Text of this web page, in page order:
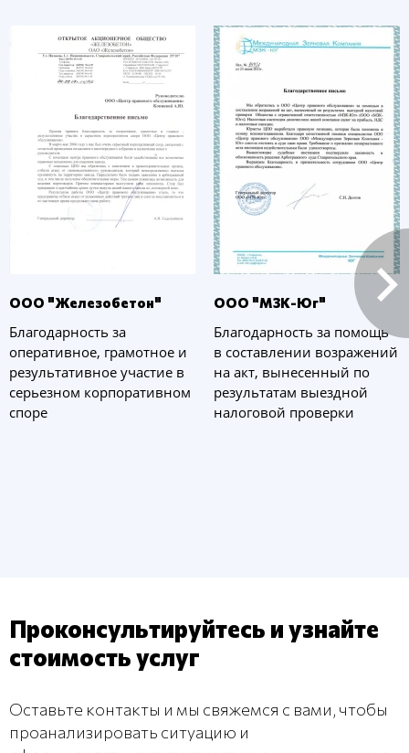
ООО "Железобетон"
Благодарность за
оперативное, грамотное и
результативное участие в
серьезном корпоративном
споре
ООО "МЗК-Юг"
Благодарность за помощь
в составлении возражений
на акт, вынесенный по
результатам выездной
налоговой проверки
Проконсультируйтесь и узнайте
стоимость услуг
Оставьте контакты и мы свяжемся с вами, чтобы
проанализировать ситуацию и